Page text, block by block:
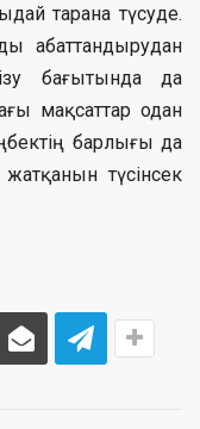
тарана түсуде.
абаттандырудан
бағытында да
мақсаттар одан
барлығы да
түсінсек